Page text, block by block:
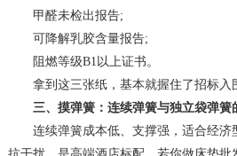
甲醛未检出报告;
可降解乳胶含量报告;
阻燃等级B1以上证书。
拿到这三张纸，基本就握住了招标入围
三、摸弹簧：连续弹簧与独立袋弹簧
连续弹簧成本低、支撑强，适合经济